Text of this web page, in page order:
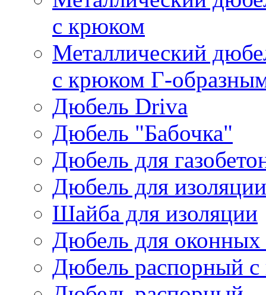
с крюком
Металлический
с крюком Г-
Дюбель Driva
Дюбель "Бабочка"
Дюбель для
Дюбель для изоляции
Шайба для изоляции
Дюбель для
Дюбель распорный с